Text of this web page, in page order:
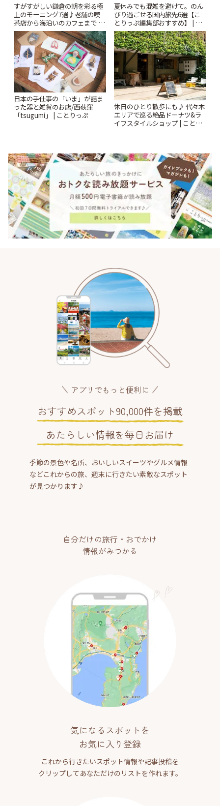
すがすがしい鎌倉の朝を彩る極
上のモーニング7選♪老舗の喫
茶店から海沿いのカフェまで |
ことりっぷ
夏休みでも混雑を避けて。のん
びり過ごせる国内旅先6選【こ
とりっぷ編集部おすすめ】 | こ
とりっぷ
日本の手仕事の「いま」が詰ま
った器と雑貨のお店/西荻窪
「tsugumi」 | ことりっぷ
休日のひとり散歩にも♪ 代々木
エリアで巡る絶品ドーナツ&ラ
イフスタイルショップ | ことり
アプリでもっと便利に
おすすめスポット90,000件を掲載
あたらしい情報を毎日お届け
季節の景色や名所、おいしいスイーツやグルメ情報
などこれからの旅、週末に行きたい素敵なスポット
が見つかります♪
自分だけの旅行・おでかけ
情報がみつかる
気になるスポットを
お気に入り登録
これから行きたいスポット情報や記事投稿を
クリップしてあなただけのリストを作れます。